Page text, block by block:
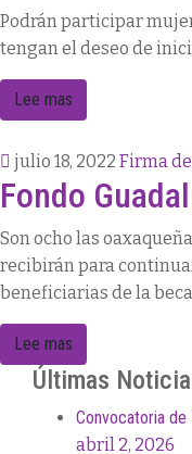
Podrán participar
tengan el deseo de
Lee mas
julio 18, 2022 Firma
Fondo
Son ocho las
recibirán para
beneficiarias de la
Lee mas
Últimas
Convocatoria de
abril 2, 2026